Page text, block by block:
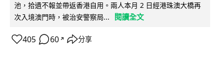
池，拾遺不報並帶返香港自用。兩人本月 2 日經港珠澳大橋再
次入境澳門時，被治安警察局...
閱讀全文
405 60 ↗ 分享